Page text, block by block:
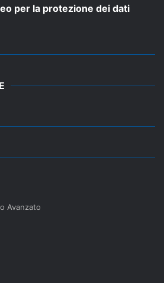
per la protezione dei dati
Avanzato